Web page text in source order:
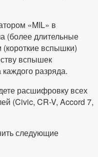
«MIL» в
(более длительные
вспышки)
вспышек
разряда.
расшифровку всех
(Civic, CR-V, Accord 7,
следующие